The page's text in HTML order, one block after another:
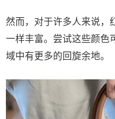
然而，对于许多人来说，
一样丰富。尝试这些颜色
域中有更多的回旋余地。